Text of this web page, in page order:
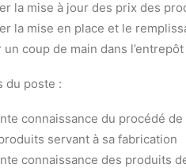
la mise à jour des prix des
la mise en place et le
un coup de main dans
du poste :
connaissance du procédé
servant à sa fabrication
connaissance des produits